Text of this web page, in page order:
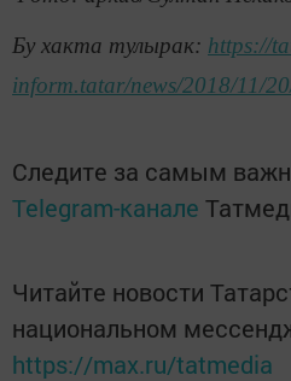
Бу хакта тулырак: https://
inform.tatar/news/2018/11/
Следите за самым
Telegram-канале
Читайте новости
национальном
https://max.ru/tatmedia